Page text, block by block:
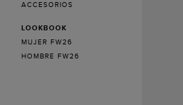
ACCESORIOS
LOOKBOOK
MUJER FW26
HOMBRE FW26